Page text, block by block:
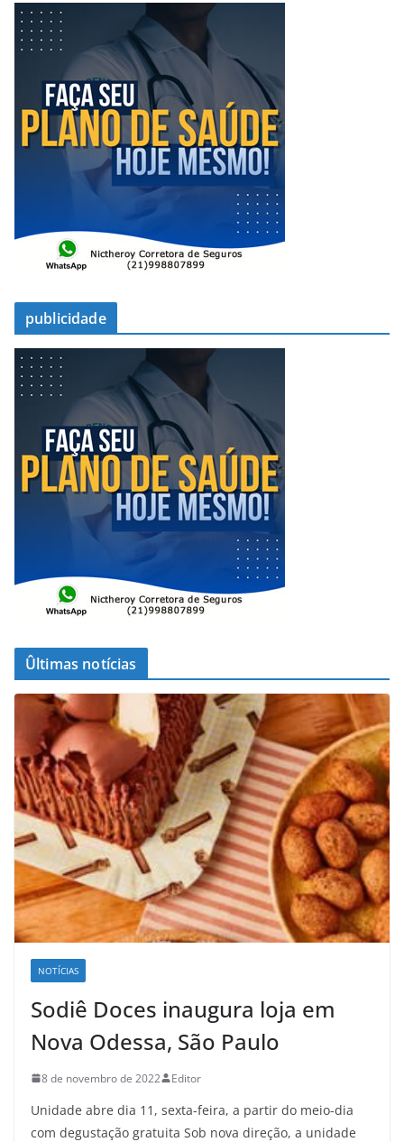
publicidade
Ûltimas notícias
NOTÍCIAS
Sodiê Doces inaugura loja em
Nova Odessa, São Paulo
8 de novembro de 2022 Editor
Unidade abre dia 11, sexta-feira, a partir do meio-dia
com degustação gratuita Sob nova direção, a unidade